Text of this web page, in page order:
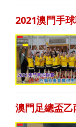
2021澳門手
澳門足總盃